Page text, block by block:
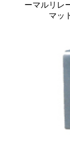
ーマルリレ
マット